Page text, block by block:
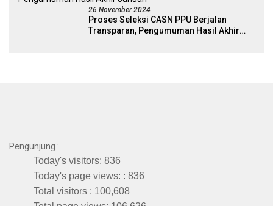
26 November 2024
Proses Seleksi CASN PPU Berjalan
Transparan, Pengumuman Hasil Akhir
Pengunjung :
Today's visitors: 836
Today's page views: : 836
Total visitors : 100,608